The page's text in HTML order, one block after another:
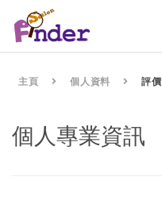
主頁 個人資料 評價
個人專業資訊